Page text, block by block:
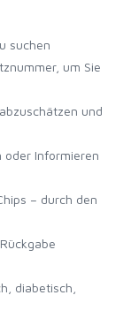
suchen
um Sie
und
oder Informieren
– durch den
diabetisch,